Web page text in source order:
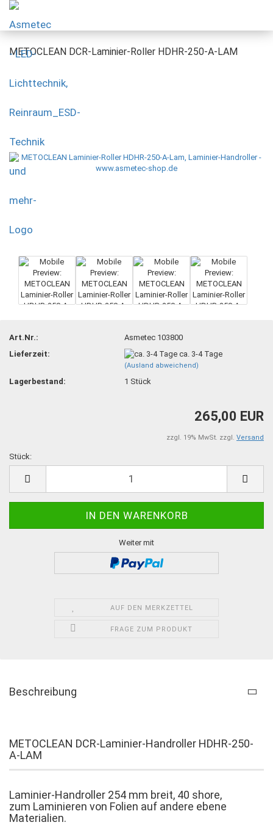
METOCLEAN DCR-Laminier-Roller HDHR-250-A-LAM
Art.Nr.:
Asmetec 103800
Lieferzeit:
ca. 3-4 Tage
(Ausland abweichend)
Lagerbestand: 1 Stück
265,00 EUR
zzgl. 19% MwSt. zzgl. Versand
Stück:
Weiter mit
AUF DEN MERKZETTEL
FRAGE ZUM PRODUKT
Beschreibung
METOCLEAN DCR-Laminier-Handroller HDHR-250-
A-LAM
Laminier-Handroller 254 mm breit, 40 shore,
zum Laminieren von Folien auf andere ebene
Materialien.